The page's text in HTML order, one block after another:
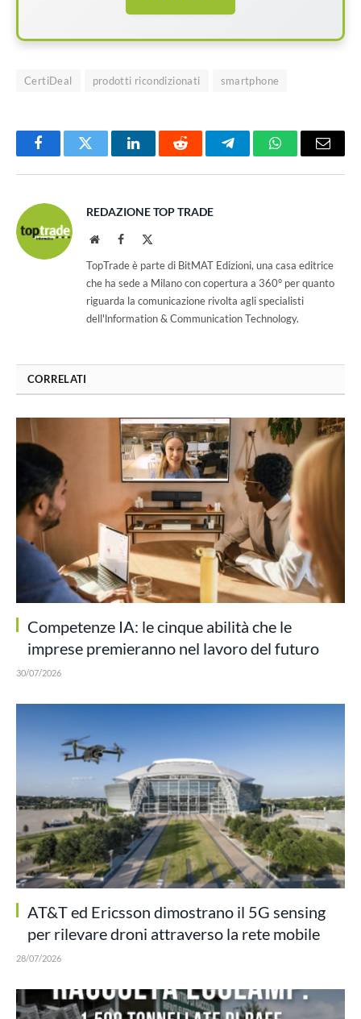
CertiDeal prodotti ricondizionati smartphone
FacebookTwitter LinkedInReddit TelegramWhatsAppEmail
REDAZIONE TOP TRADE
WebsiteFacebook
TopTrade è parte di BitMAT Edizioni, una casa editrice
che ha sede a Milano con copertura a 360° per quanto
riguarda la comunicazione rivolta agli specialisti
dell'lnformation & Communication Technology.
CORRELATI
Competenze IA: le cinque abilità che le
imprese premieranno nel lavoro del futuro
30/07/2026
AT&T ed Ericsson dimostrano il 5G sensing
per rilevare droni attraverso la rete mobile
28/07/2026